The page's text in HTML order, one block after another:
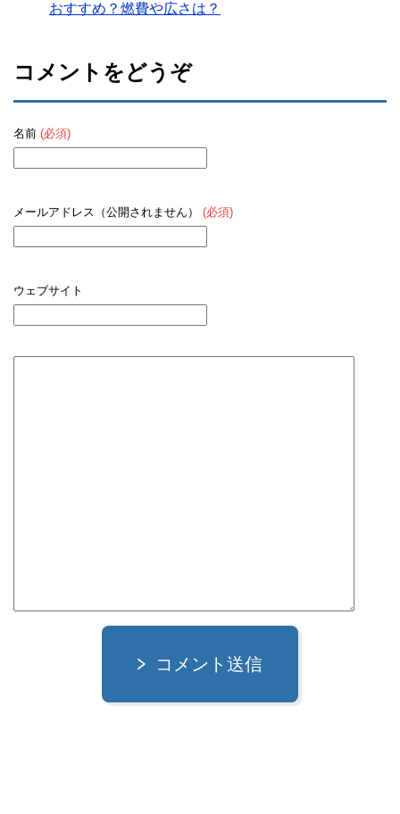
おすすめ？燃費や広さは？
コメントをどうぞ
名前 (必須)
メールアドレス（公開されません） (必須)
ウェブサイト
コメント送信